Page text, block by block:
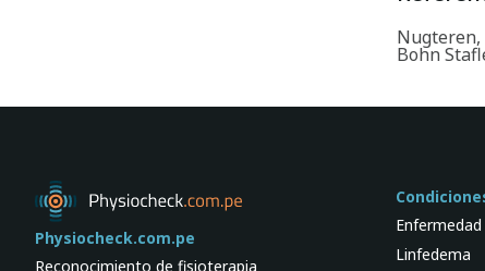
Nugteren,
Bohn
Physiocheck.com.pe
Reconocimiento de fisioterapia
Linfedema